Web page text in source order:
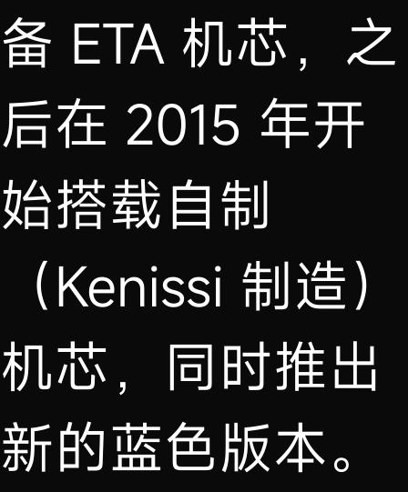
备 ETA 机芯，之
后在 2015 年开
始搭载自制
（Kenissi 制造）
机芯，同时推出
新的蓝色版本。